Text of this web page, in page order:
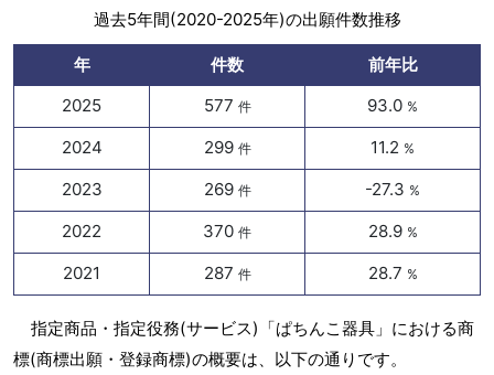
過去5年間(2020-2025年)の出願件数推移
年 件数
前年比
2025
577 件 93.0 %
2024 299 件 11.2 %
2023 269 件 -27.3 %
2022 370 件 28.9 %
2021 287 件 28.7 %
指定商品・指定役務(サービス)「ぱちんこ器具」における商
標(商標出願・登録商標)の概要は、以下の通りです。